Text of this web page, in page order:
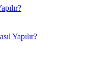
Yapılır?